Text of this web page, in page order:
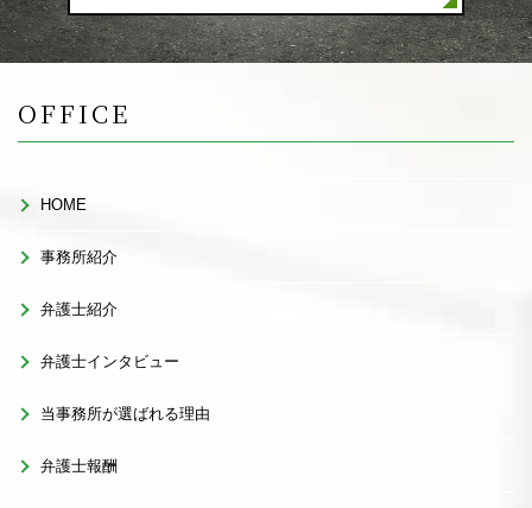
OFFICE
HOME
事務所紹介
弁護士紹介
弁護士インタビュー
当事務所が選ばれる理由
弁護士報酬